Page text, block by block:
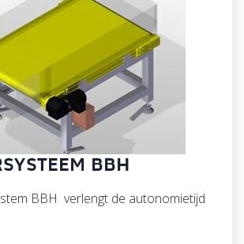
BBH
BBH verlengt de autonomietijd